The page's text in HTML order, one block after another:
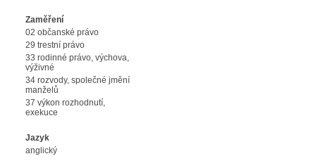
Zaměření
02 občanské právo
29 trestní právo
33 rodinné právo, výchova,
výživné
34 rozvody, společné jmění
manželů
37 výkon rozhodnutí,
exekuce
Jazyk
anglický